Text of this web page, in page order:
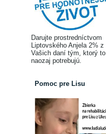
Darujte prostredníctvom
Liptovského Anjela 2% z
Vašich daní tým, ktorý to
naozaj potrebujú.
Pomoc pre Lisu